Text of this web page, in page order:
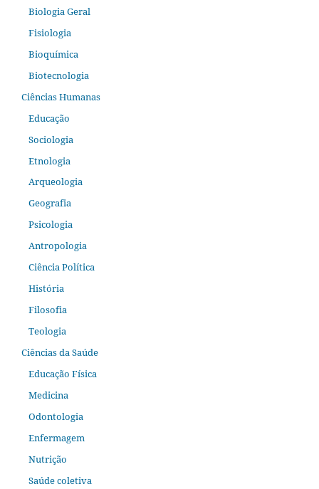
Biologia Geral
Fisiologia
Bioquímica
Biotecnologia
Ciências Humanas
Educação
Sociologia
Etnologia
Arqueologia
Geografia
Psicologia
Antropologia
Ciência Política
História
Filosofia
Teologia
Ciências da Saúde
Educação Física
Medicina
Odontologia
Enfermagem
Nutrição
Saúde coletiva